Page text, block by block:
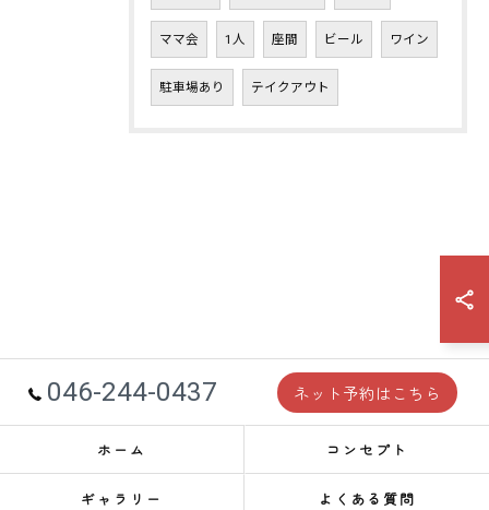
ママ会 1人 座間 ビール ワイン
駐車場あり テイクアウト
046-244-0437 ネット予約はこちら
ホーム コンセプト
ギャラリー よくある質問